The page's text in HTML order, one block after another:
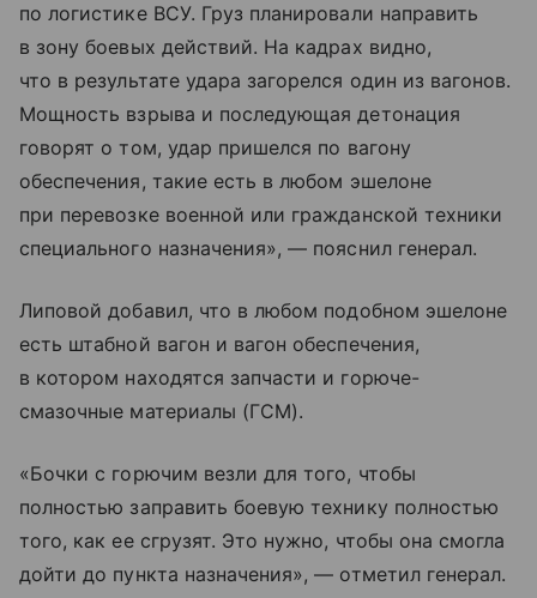
по логистике ВСУ. Груз планировали направить
в зону боевых действий. На кадрах видно,
что в результате удара загорелся один из вагонов.
Мощность взрыва и последующая детонация
говорят о том, удар пришелся по вагону
обеспечения, такие есть в любом эшелоне
при перевозке военной или гражданской техники
специального назначения», — пояснил генерал.
Липовой добавил, что в любом подобном эшелоне
есть штабной вагон и вагон обеспечения,
в котором находятся запчасти и горюче-
смазочные материалы (ГСМ).
«Бочки с горючим везли для того, чтобы
полностью заправить боевую технику полностью
того, как ее сгрузят. Это нужно, чтобы она смогла
дойти до пункта назначения», — отметил генерал.